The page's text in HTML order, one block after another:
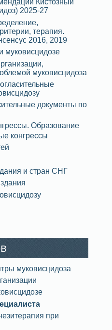
Кистозный
2025-27
терапия.
2016, 2019
муковисцидозе
муковисцидоза
документы по
Образование
конгрессы
и стран СНГ
муковисцидоза
при